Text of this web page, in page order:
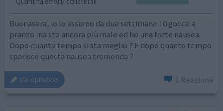
Buonasera, io lo assumo da due settimane 10 gocce a
pranzo ma sto ancora più male ed ho una forte nausea.
Dopo quanto tempo si sta meglio ? E dopo quanto tempo
sparisce questa nausea tremenda ?
dai opinione 1 Reazione